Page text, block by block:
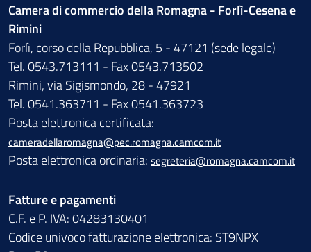
Camera di commercio della Romagna - Forlì-Cesena e
Rimini
Forlì, corso della Repubblica, 5 - 47121 (sede legale)
Tel. 0543.713111 - Fax 0543.713502
Rimini, via Sigismondo, 28 - 47921
Tel. 0541.363711 - Fax 0541.363723
Posta elettronica certificata:
cameradellaromagna@pec.romagna.camcom.it
Posta elettronica ordinaria: segreteria@romagna.camcom.it
Fatture e pagamenti
C.F. e P. IVA: 04283130401
Codice univoco fatturazione elettronica: ST9NPX